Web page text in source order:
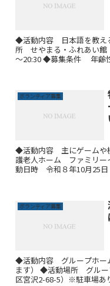
◆活動内容 日本語を教え
所 せやまる・ふれあい
～20:30 ◆募集条件 年齢
ボランティア募集
◆活動内容 主にゲームや
護老人ホーム ファミリ
動日時 令和８年10月25
ボランティア募集
◆活動内容 グループホー
ます） ◆活動場所 グル
区宮沢2-68-5）※駐車場